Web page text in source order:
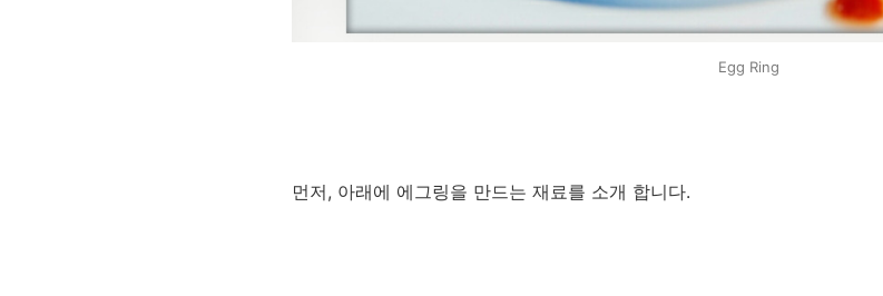
Egg Ring
먼저, 아래에 에그링을 만드는 재료를 소개 합니다.